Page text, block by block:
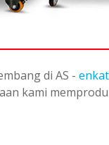
di AS -
kami